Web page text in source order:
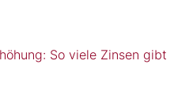
So viele Zinsen gibt